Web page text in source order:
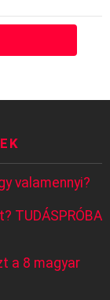
valamennyi?
TUDÁSPRÓBA
a 8 magyar